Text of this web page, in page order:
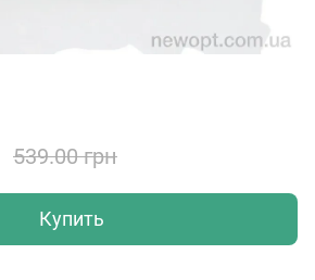
539.00 грн
Купить